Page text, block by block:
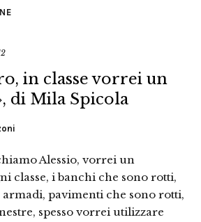
in classe vorrei un
di Mila Spicola
Alessio, vorrei un
classe, i banchi che sono rotti,
pavimenti che sono rotti,
spesso vorrei utilizzare